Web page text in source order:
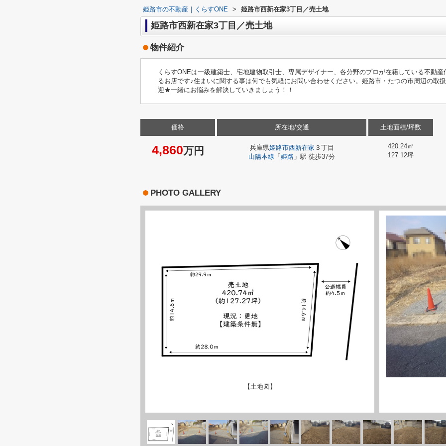
姫路市の不動産｜くらすONE > 姫路市西新在家3丁目／売土地
姫路市西新在家3丁目／売土地
物件紹介
くらすONEは一級建築士、宅地建物取引士、専属デザイナー、各分野のプロが在籍している不動
るお店です♪住まいに関する事は何でも気軽にお問い合わせください。姫路市・たつの市周辺の取
迎★一緒にお悩みを解決していきましょう！！
価格
4,860万円
所在地/交通
兵庫県姫路市西新在家 ３丁目
山陽本線 「 姫路 」駅 徒歩37分
土地面積/坪数
420.24㎡
127.12坪
PHOTO GALLERY
【土地図】